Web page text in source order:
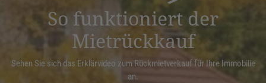
So funktioniert der
Mietrückkauf
Sehen Sie sich das Erklärvideo zum Rückmietverkauf für Ihre Immobilie
an.